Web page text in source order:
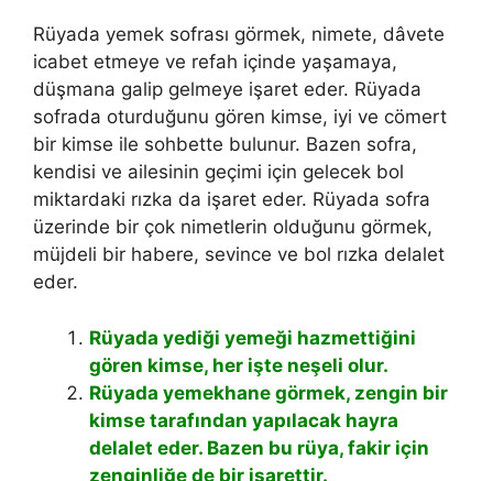
Rüyada yemek sofrası görmek, nimete, dâvete
icabet etmeye ve refah içinde yaşamaya,
düşmana galip gelmeye işaret eder. Rüyada
sofrada oturduğunu gören kimse, iyi ve cömert
bir kimse ile sohbette bulunur. Bazen sofra,
kendisi ve ailesinin geçimi için gelecek bol
miktardaki rızka da işaret eder. Rüyada sofra
üzerinde bir çok nimetlerin olduğunu görmek,
müjdeli bir habere, sevince ve bol rızka delalet
eder.
Rüyada yediği yemeği hazmettiğini
gören kimse, her işte neşeli olur.
Rüyada yemekhane görmek, zengin bir
kimse tarafından yapılacak hayra
delalet eder. Bazen bu rüya, fakir için
zenginliğe de bir işarettir.